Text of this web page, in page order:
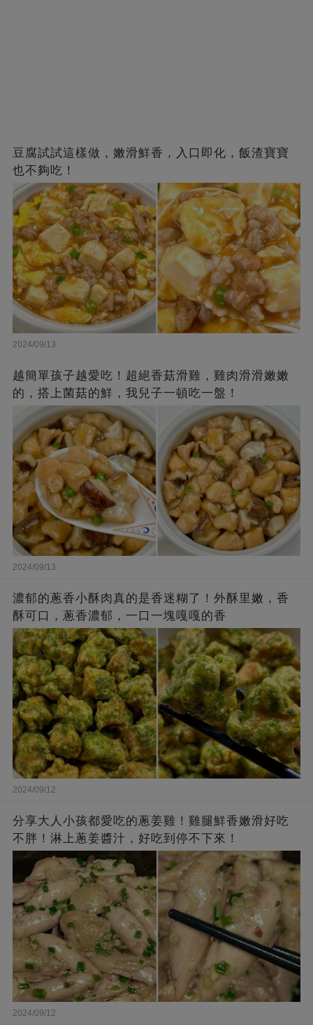
豆腐試試這樣做，嫩滑鮮香，入口即化，飯渣寶寶
也不夠吃！
2024/09/13
越簡單孩子越愛吃！超絕香菇滑雞，雞肉滑滑嫩嫩
的，搭上菌菇的鮮，我兒子一頓吃一盤！
2024/09/13
濃郁的蔥香小酥肉真的是香迷糊了！外酥里嫩，香
酥可口，蔥香濃郁，一口一塊嘎嘎的香
2024/09/12
分享大人小孩都愛吃的蔥姜雞！雞腿鮮香嫩滑好吃
不胖！淋上蔥姜醬汁，好吃到停不下來！
2024/09/12